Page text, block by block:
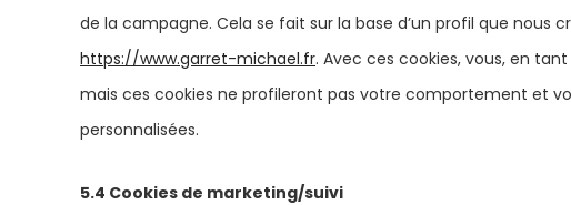
de la campagne. Cela se fait sur la base d’un profil que
https://www.garret-michael.fr. Avec ces cookies, vous, en
mais ces cookies ne profileront pas votre comportement et
personnalisées.
5.4 Cookies de marketing/suivi